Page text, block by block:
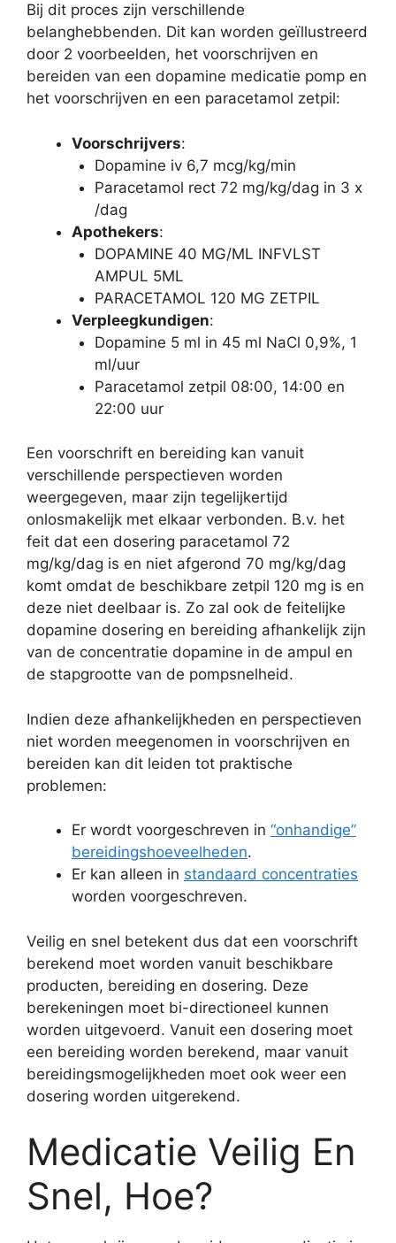
Bij dit proces zijn verschillende
belanghebbenden. Dit kan worden geïllustreerd
door 2 voorbeelden, het voorschrijven en
bereiden van een dopamine medicatie pomp en
het voorschrijven en een paracetamol zetpil:
Voorschrijvers:
Dopamine iv 6,7 mcg/kg/min
Paracetamol rect 72 mg/kg/dag in 3 x
/dag
Apothekers:
DOPAMINE 40 MG/ML INFVLST
AMPUL 5ML
PARACETAMOL 120 MG ZETPIL
Verpleegkundigen:
Dopamine 5 ml in 45 ml NaCl 0,9%, 1
ml/uur
Paracetamol zetpil 08:00, 14:00 en
22:00 uur
Een voorschrift en bereiding kan vanuit
verschillende perspectieven worden
weergegeven, maar zijn tegelijkertijd
onlosmakelijk met elkaar verbonden. B.v. het
feit dat een dosering paracetamol 72
mg/kg/dag is en niet afgerond 70 mg/kg/dag
komt omdat de beschikbare zetpil 120 mg is en
deze niet deelbaar is. Zo zal ook de feitelijke
dopamine dosering en bereiding afhankelijk zijn
van de concentratie dopamine in de ampul en
de stapgrootte van de pompsnelheid.
Indien deze afhankelijkheden en perspectieven
niet worden meegenomen in voorschrijven en
bereiden kan dit leiden tot praktische
problemen:
Er wordt voorgeschreven in “onhandige”
bereidingshoeveelheden.
Er kan alleen in standaard concentraties
worden voorgeschreven.
Veilig en snel betekent dus dat een voorschrift
berekend moet worden vanuit beschikbare
producten, bereiding en dosering. Deze
berekeningen moet bi-directioneel kunnen
worden uitgevoerd. Vanuit een dosering moet
een bereiding worden berekend, maar vanuit
bereidingsmogelijkheden moet ook weer een
dosering worden uitgerekend.
Medicatie Veilig En
Snel, Hoe?